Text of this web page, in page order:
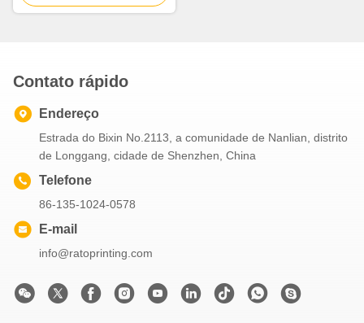
holográfico de Debossed
Contato rápido
Endereço
Estrada do Bixin No.2113, a comunidade de Nanlian, distrito
de Longgang, cidade de Shenzhen, China
Telefone
86-135-1024-0578
E-mail
info@ratoprinting.com